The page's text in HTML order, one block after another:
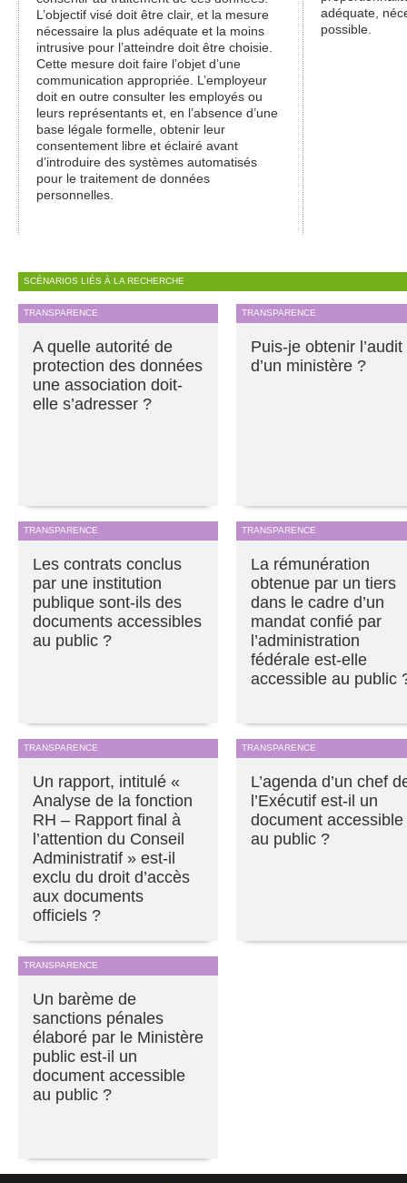
L’objectif visé doit être clair, et la mesure
nécessaire la plus adéquate et la moins
intrusive pour l’atteindre doit être choisie.
Cette mesure doit faire l’objet d’une
communication appropriée. L’employeur
doit en outre consulter les employés ou
leurs représentants et, en l’absence d’une
base légale formelle, obtenir leur
consentement libre et éclairé avant
d’introduire des systèmes automatisés
pour le traitement de données
personnelles.
adéquate,
possible.
SCÉNARIOS LIÉS À LA RECHERCHE
TRANSPARENCE
A quelle autorité de
protection des données
une association doit-
elle s’adresser ?
TRANSPARENCE
Puis-je obtenir l’audit
d’un ministère ?
TRANSPARENCE
Les contrats conclus
par une institution
publique sont-ils des
documents accessibles
au public ?
TRANSPARENCE
La rémunération
obtenue par un tiers
dans le cadre d’un
mandat confié par
l’administration
fédérale est-elle
accessible au public
TRANSPARENCE
Un rapport, intitulé «
Analyse de la fonction
RH – Rapport final à
l’attention du Conseil
Administratif » est-il
exclu du droit d’accès
aux documents
officiels ?
TRANSPARENCE
L’agenda d’un chef
l’Exécutif est-il un
document accessible
au public ?
TRANSPARENCE
Un barème de
sanctions pénales
élaboré par le Ministère
public est-il un
document accessible
au public ?